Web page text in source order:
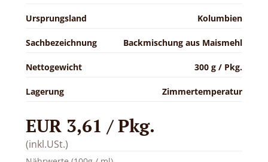
Ursprungsland Kolumbien
Sachbezeichnung Backmischung aus Maismehl
Nettogewicht 300 g / Pkg.
Lagerung Zimmertemperatur
EUR 3,61 / Pkg.
(inkl.USt.)